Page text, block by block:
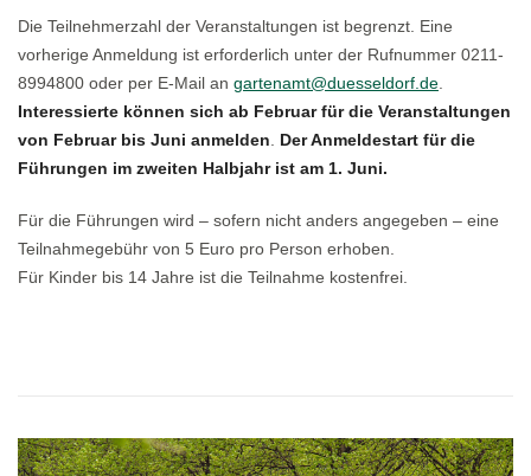
Die Teilnehmerzahl der Veranstaltungen ist begrenzt. Eine
vorherige Anmeldung ist erforderlich unter der Rufnummer 0211-
8994800 oder per E-Mail an gartenamt@duesseldorf.de
Interessierte können sich ab Februar für die Veranstaltungen
von Februar bis Juni anmelden
Der Anmeldestart für die
Führungen im zweiten Halbjahr ist am 1. Juni.
Für die Führungen wird – sofern nicht anders angegeben – eine
Teilnahmegebühr von 5 Euro pro Person erhoben.
Für Kinder bis 14 Jahre ist die Teilnahme kostenfrei.